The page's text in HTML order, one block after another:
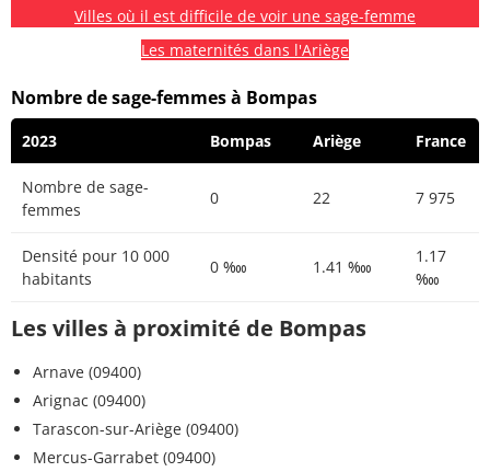
Villes où il est difficile de voir une sage-femme
Les maternités dans l'Ariège
Nombre de sage-femmes à Bompas
2023 Bompas Ariège France
Nombre de sage-
femmes
0 22 7 975
Densité pour 10 000
habitants
0 ‱ 1.41 ‱
1.17
‱
Les villes à proximité de Bompas
Arnave (09400)
Arignac (09400)
Tarascon-sur-Ariège (09400)
Mercus-Garrabet (09400)